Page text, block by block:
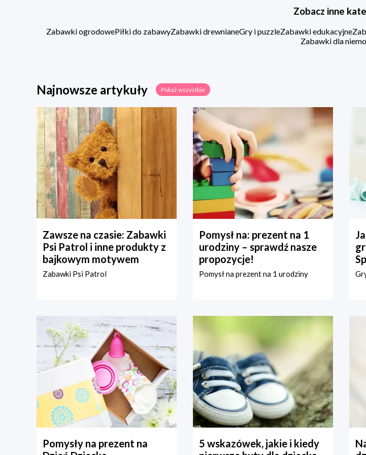
Zobacz inne
Zabawki ogrodowePiłki do zabawyZabawki drewnianeGry i puzzleZabawki edukacyjne
Zabawki dla
Najnowsze artykuły Pokaż wszystkie
Zawsze na czasie: Zabawki
Psi Patrol i inne produkty z
bajkowym motywem
Zabawki Psi Patrol
Pomysł na: prezent na 1
urodziny – sprawdź nasze
propozycje!
Pomysł na prezent na 1 urodziny
Pomysły na prezent na
5 wskazówek, jakie i kiedy